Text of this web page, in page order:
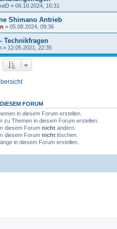
» 06.10.2024, 16:31
Shimano Antrieb
» 05.08.2024, 09:36
Technikfragen
» 12.05.2021, 22:35
FORUM
in diesem Forum erstellen.
zu Themen in diesem Forum erstellen.
diesem Forum nicht ändern.
diesem Forum nicht löschen.
in diesem Forum erstellen.